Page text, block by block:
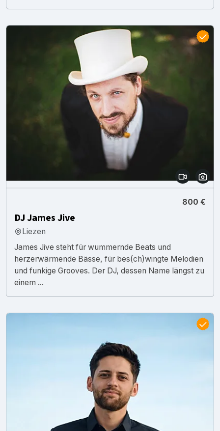
800 €
DJ James Jive
Liezen
James Jive steht für wummernde Beats und
herzerwärmende Bässe, für bes(ch)wingte Melodien
und funkige Grooves. Der DJ, dessen Name längst zu
einem ...